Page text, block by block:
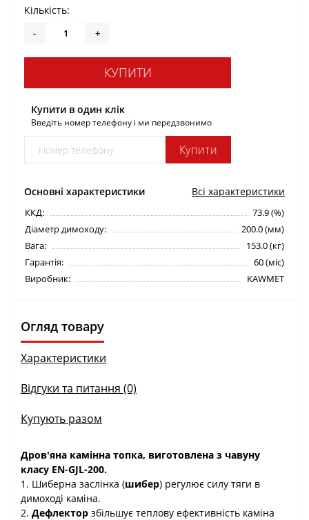
Основні характеристики Всі характеристики
ККД:
73.9 (%)
Діаметр димоходу:
200.0 (мм)
Вага:
153.0 (кг)
Гарантія:
60 (міс)
Виробник:
KAWMET
Кількість:
- +
КУПИТИ
Купити в один клік
Введіть номер телефону і ми передзвонимо
Купити
Огляд товару
Характеристики
Відгуки та питання (0)
Купують разом
Дров'яна камінна топка, виготовлена ​​з чавуну
класу EN-GJL-200.
1. Шиберна заслінка (шибер) регулює силу тяги в
димоході каміна.
2. Дефлектор збільшує теплову ефективність каміна